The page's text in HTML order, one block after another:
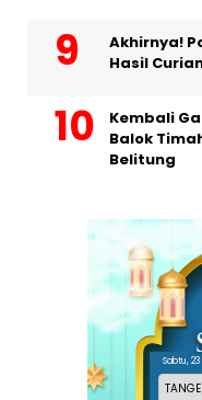
Akhirnya!
Hasil
Kembali
Balok
Belitung
Sabtu,